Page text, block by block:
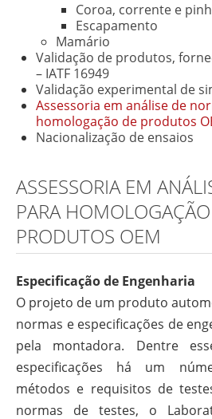
Coroa, corrente e
Escapamento
Mamário
Validação de produtos,
– IATF 16949
Validação experimental de
Assessoria em análise de
homologação de produtos
Nacionalização de ensaios
ASSESSORIA EM
PARA
PRODUTOS OEM
Especificação de Engenharia
O projeto de um produto
normas e especificações de
pela montadora. Dentre
especificações há um
métodos e requisitos de
normas de testes, o